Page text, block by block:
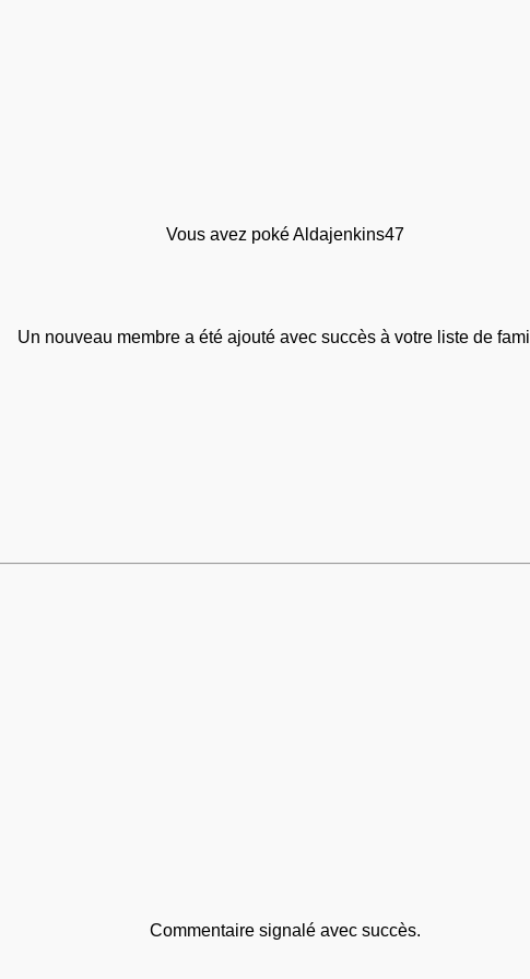
Vous avez poké Aldajenkins47
Un nouveau membre a été ajouté avec succès à votre liste de
Commentaire signalé avec succès.